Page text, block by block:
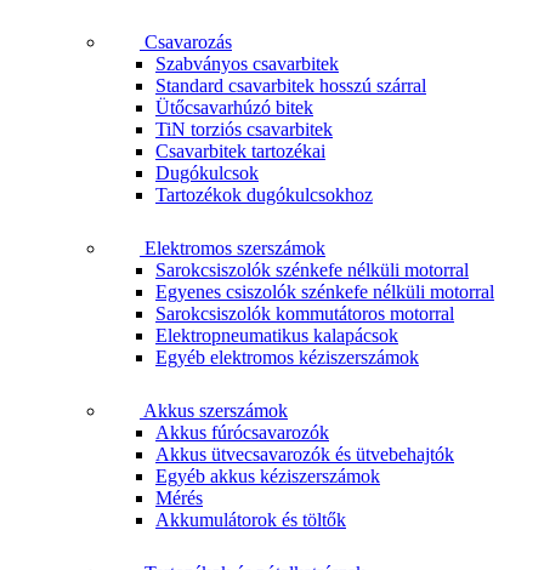
Csavarozás
Szabványos csavarbitek
Standard csavarbitek hosszú szárral
Ütőcsavarhúzó bitek
TiN torziós csavarbitek
Csavarbitek tartozékai
Dugókulcsok
Tartozékok dugókulcsokhoz
Elektromos szerszámok
Sarokcsiszolók szénkefe nélküli motorral
Egyenes csiszolók szénkefe nélküli motorral
Sarokcsiszolók kommutátoros motorral
Elektropneumatikus kalapácsok
Egyéb elektromos kéziszerszámok
Akkus szerszámok
Akkus fúrócsavarozók
Akkus ütvecsavarozók és ütvebehajtók
Egyéb akkus kéziszerszámok
Mérés
Akkumulátorok és töltők